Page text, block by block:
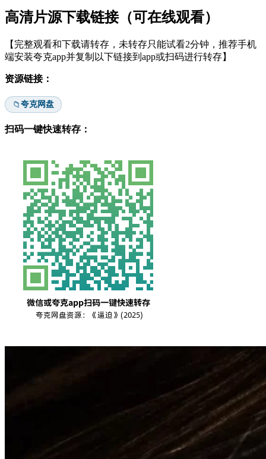
高清片源下载链接（可在线观看）
【完整观看和下载请转存，未转存只能试看2分钟，推荐手机
端安装夸克app并复制以下链接到app或扫码进行转存】
资源链接：
📁夸克网盘
扫码一键快速转存：